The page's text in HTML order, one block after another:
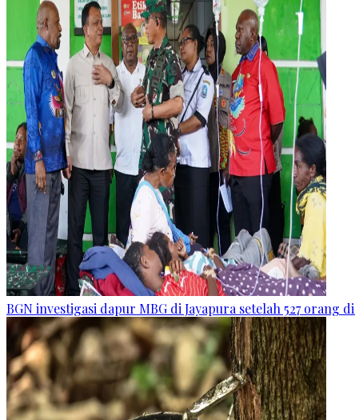
BGN investigasi dapur MBG di Jayapura setelah 527 orang